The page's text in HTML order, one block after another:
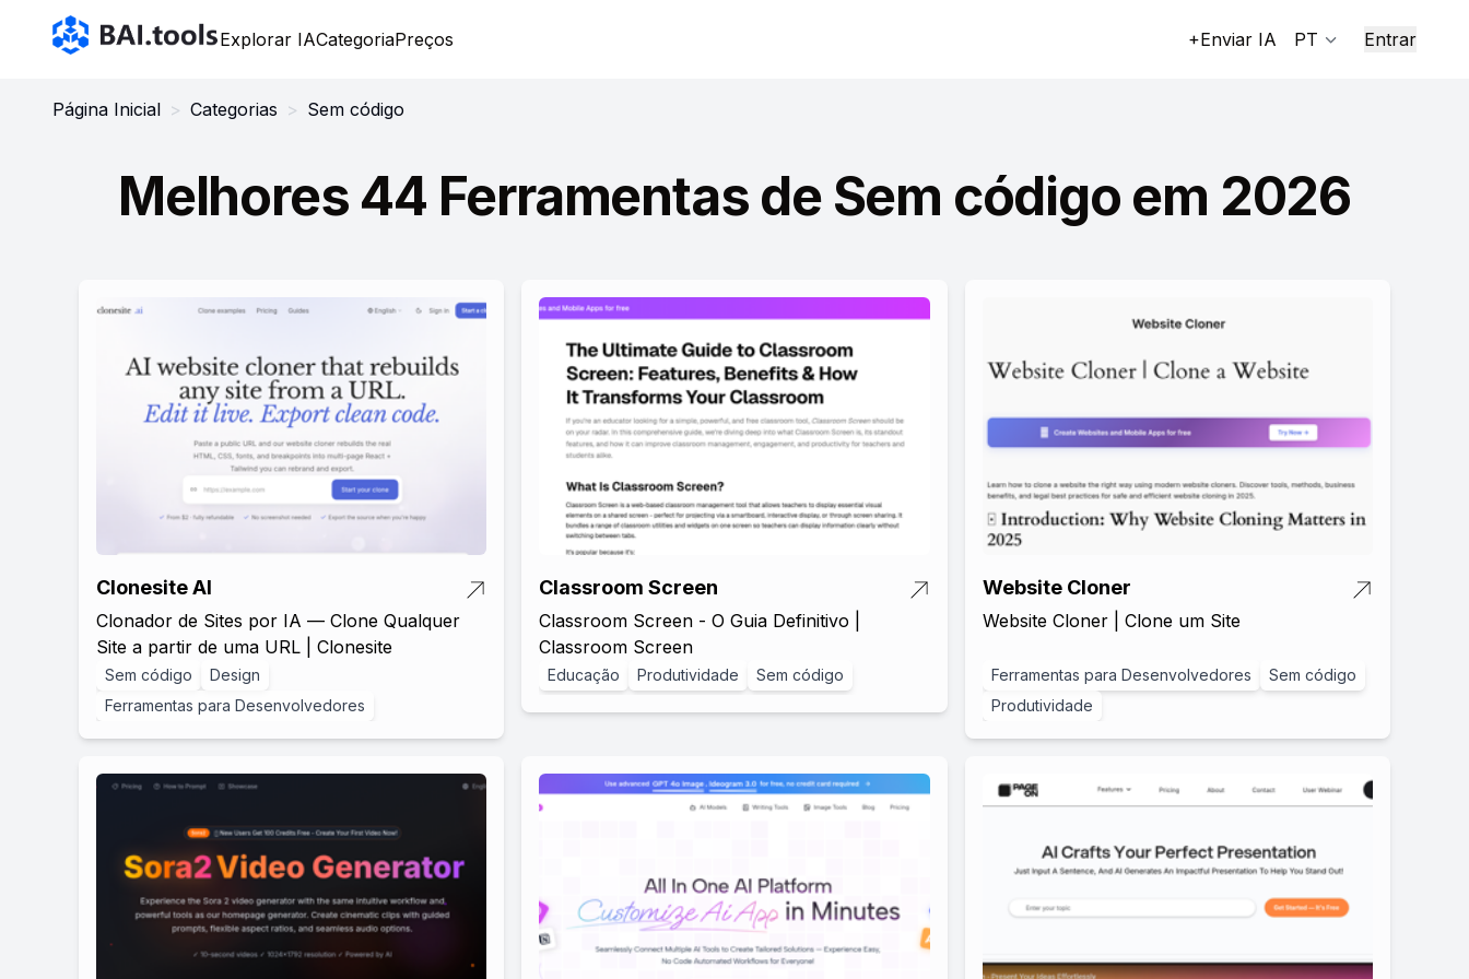
Bai.tools
Explorar IACategoriaPreços +Enviar IA PT Entrar
Página Inicial > Categorias > Sem código
Melhores 44 Ferramentas de Sem código em 2026
Clonesite AI
Clonador de Sites por IA — Clone Qualquer
Site a partir de uma URL | Clonesite
Sem código
Design
Ferramentas para Desenvolvedores
Classroom Screen
Classroom Screen - O Guia Definitivo |
Classroom Screen
Educação Produtividade Sem código
Website Cloner
Website Cloner | Clone um Site
Ferramentas para Desenvolvedores
Sem código
Produtividade